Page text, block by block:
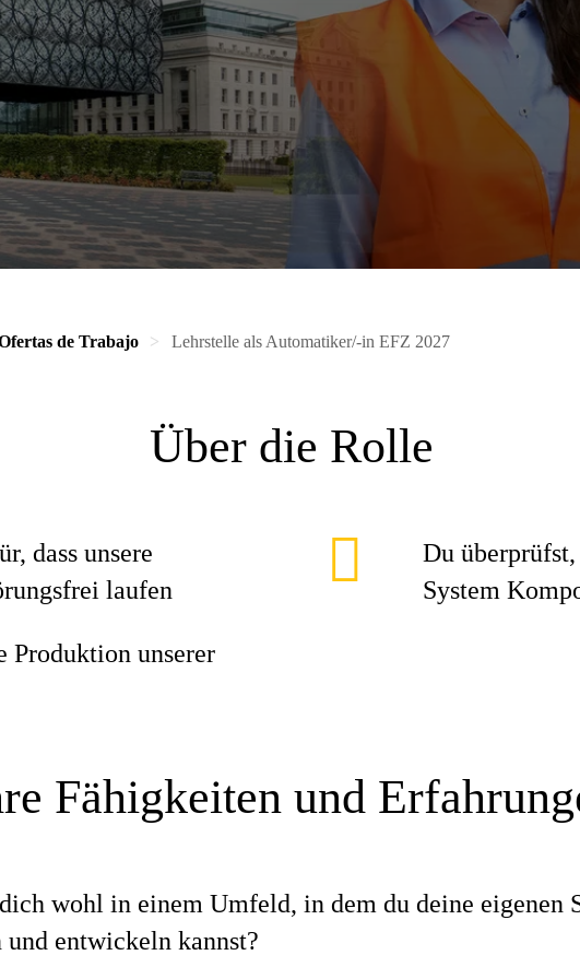
de Trabajo Lehrstelle als Automatiker/-in EFZ 2027
Über die Rolle
dass unsere
laufen
Du
System
Produktion unserer
Fähigkeiten und
wohl in einem Umfeld, in dem du deine eigenen
und entwickeln kannst?